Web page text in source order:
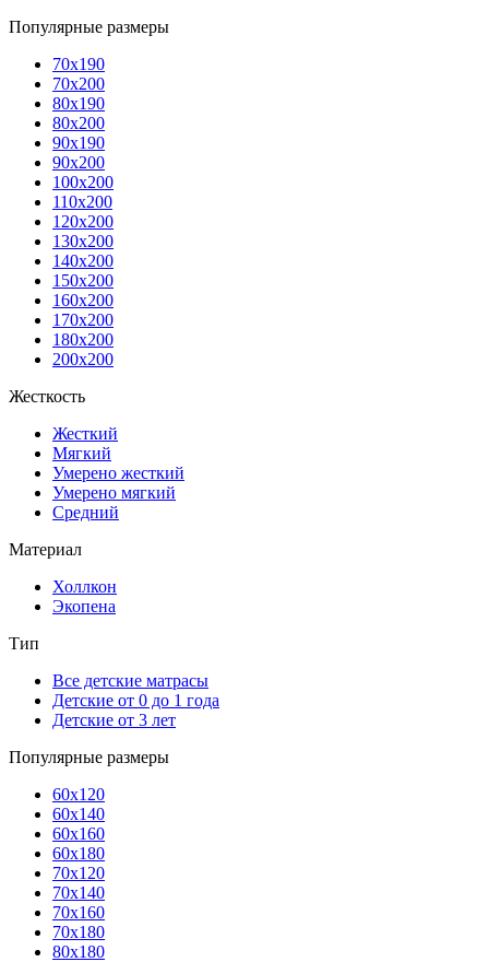
Популярные размеры
70x190
70x200
80x190
80x200
90x190
90x200
100x200
110x200
120x200
130x200
140x200
150x200
160x200
170x200
180x200
200x200
Жесткость
Жесткий
Мягкий
Умерено жесткий
Умерено мягкий
Средний
Материал
Холлкон
Экопена
Тип
Все детские матрасы
Детские от 0 до 1 года
Детские от 3 лет
Популярные размеры
60x120
60x140
60x160
60x180
70x120
70x140
70x160
70x180
80x180